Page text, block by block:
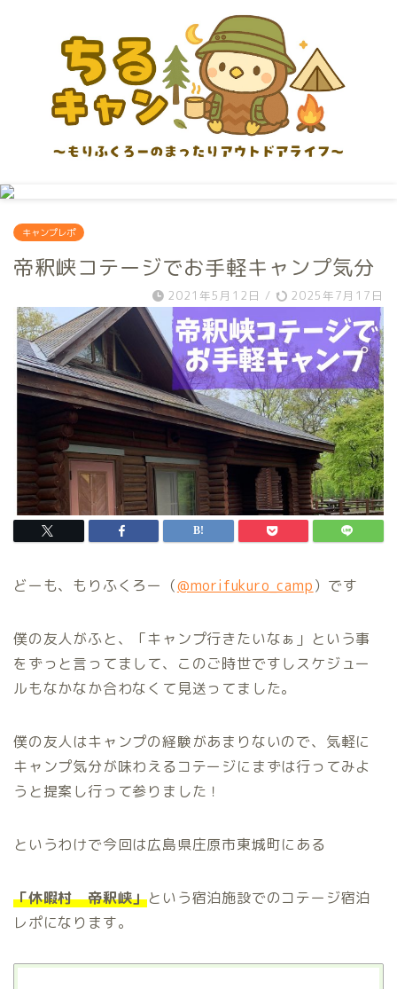
キャンプレポ
帝釈峡コテージでお手軽キャンプ気分
2021年5月12日 / 2025年7月17日
どーも、もりふくろー（@morifukuro_camp）です
僕の友人がふと、「キャンプ行きたいなぁ」という事
をずっと言ってまして、このご時世ですしスケジュー
ルもなかなか合わなくて見送ってました。
僕の友人はキャンプの経験があまりないので、気軽に
キャンプ気分が味わえるコテージにまずは行ってみよ
うと提案し行って参りました！
というわけで今回は広島県庄原市東城町にある
「休暇村 帝釈峡」という宿泊施設でのコテージ宿泊
レポになります。